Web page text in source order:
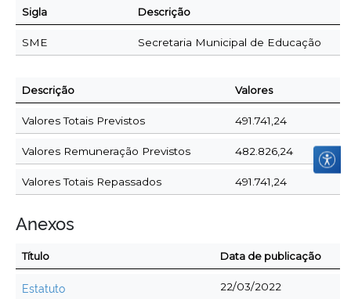
Sigla Descrição
SME Secretaria Municipal de Educação
Descrição Valores
Valores Totais Previstos 491.741,24
Valores Remuneração Previstos 482.826,24
Valores Totais Repassados 491.741,24
Anexos
Título Data de publicação
Estatuto 22/03/2022